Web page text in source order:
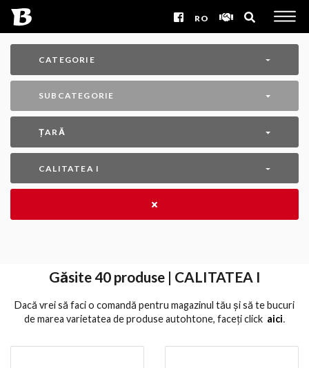
RO
CATEGORIE
SUBCATEGORIE
ȚARĂ
CALITATEA I
Găsite40produse | CALITATEA I
Dacă vrei să faci o comandă pentru magazinul tău și să te bucuri
de marea varietatea de produse autohtone, faceți click aici․